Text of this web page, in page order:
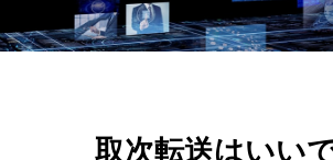
取次転送はいい